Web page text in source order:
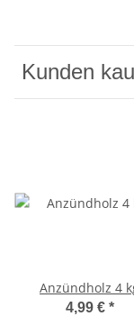
Kunden
Anzündholz 4
4,99 € *